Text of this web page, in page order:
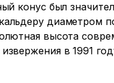
конус был
диаметром
высота
в 1991